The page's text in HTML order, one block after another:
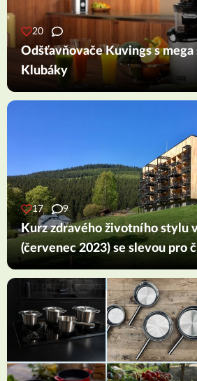
20
Odšťavňovače Kuvings s
Klubáky
17 9
Kurz zdravého životního stylu
(červenec 2023) se slevou pro